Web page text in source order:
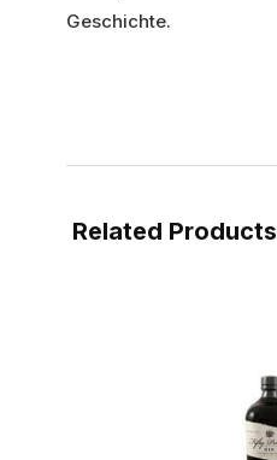
Geschichte.
Related Products